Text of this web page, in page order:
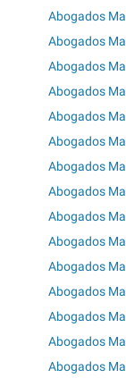
Abogados
Abogados
Abogados
Abogados
Abogados
Abogados
Abogados
Abogados
Abogados
Abogados
Abogados
Abogados
Abogados
Abogados
Abogados